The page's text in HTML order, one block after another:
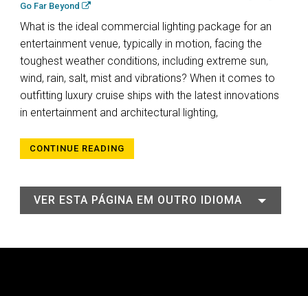
Go Far Beyond
What is the ideal commercial lighting package for an
entertainment venue, typically in motion, facing the
toughest weather conditions, including extreme sun,
wind, rain, salt, mist and vibrations? When it comes to
outfitting luxury cruise ships with the latest innovations
in entertainment and architectural lighting,
CONTINUE READING
VER ESTA PÁGINA EM OUTRO IDIOMA